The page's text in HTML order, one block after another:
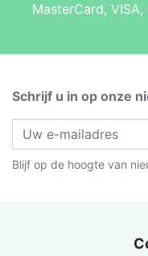
MasterCard,
Schrijf u in op onze
Blijf op de hoogte van